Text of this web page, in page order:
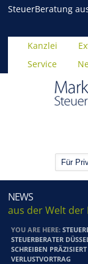
SteuerBeratung
Kanzlei
Service
NEWS
aus der Welt der
YOU ARE HERE:
STEUERBERATER
SCHREIBEN
VERLUSTVORTRAG